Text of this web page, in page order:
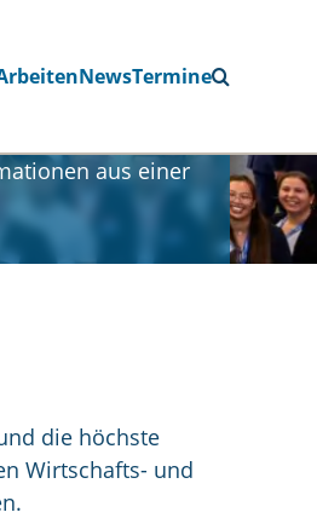
NewsTermine
aus einer
die höchste
Wirtschafts- und